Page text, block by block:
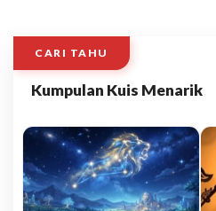
CARI TAHU
Kumpulan Kuis Menarik